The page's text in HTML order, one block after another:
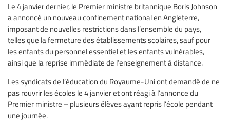
Le 4 janvier dernier, le Premier ministre britannique Boris Johnson
a annoncé un nouveau confinement national en Angleterre,
imposant de nouvelles restrictions dans l’ensemble du pays,
telles que la fermeture des établissements scolaires, sauf pour
les enfants du personnel essentiel et les enfants vulnérables,
ainsi que la reprise immédiate de l’enseignement à distance.
Les syndicats de l’éducation du Royaume-Uni ont demandé de ne
pas rouvrir les écoles le 4 janvier et ont réagi à l’annonce du
Premier ministre – plusieurs élèves ayant repris l’école pendant
une journée.